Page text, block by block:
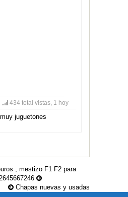
434 total vistas, 1 hoy
juguetones
, mestizo F1 F2 para
Chapas nuevas y usadas